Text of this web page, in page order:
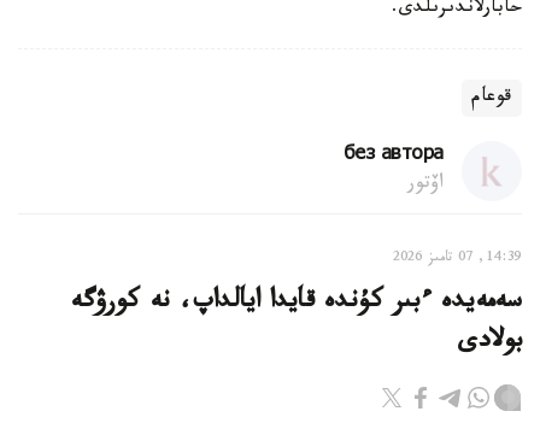
حابارلاندىرىلدى.
قوعام
без автора
اۆتور
14:39, 07 تامىز 2026
سەمەيدە ءبىر كۇندە قايدا ايالداپ، نە كورۋگە
بولادى